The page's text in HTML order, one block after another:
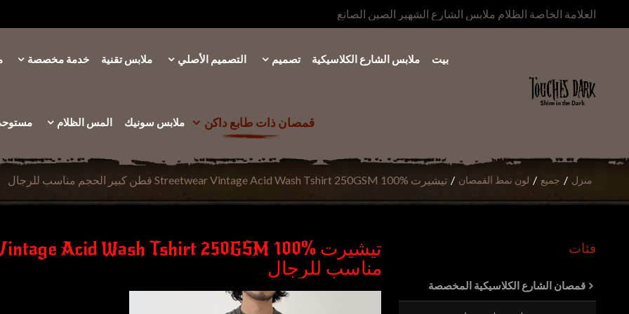
العلامة الخاصة الظلام ملابس الشارع الشهير الصين الصانع
بيت ملابس الشارع الكلاسيكية تصميم التصميم الأصلي ملابس تقنية خدمة مخصصة
قمصان ذات طابع داكن ملابس سونيك المس الظلام
منزل / جميع / لون نمط القمصان / تيشيرت Streetwear Vintage Acid Wash Tshirt 250GSM 100% قطن كبير الحجم مناسب للرجال
مناسب للرجال
فئات
قمصان الشارع الكلاسيكية المخصصة